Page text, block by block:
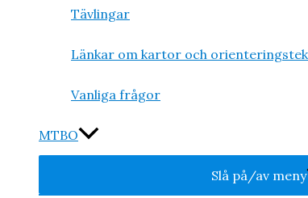
Tävlingar
Länkar om kartor och
Vanliga frågor
MTBO
Slå på/av meny